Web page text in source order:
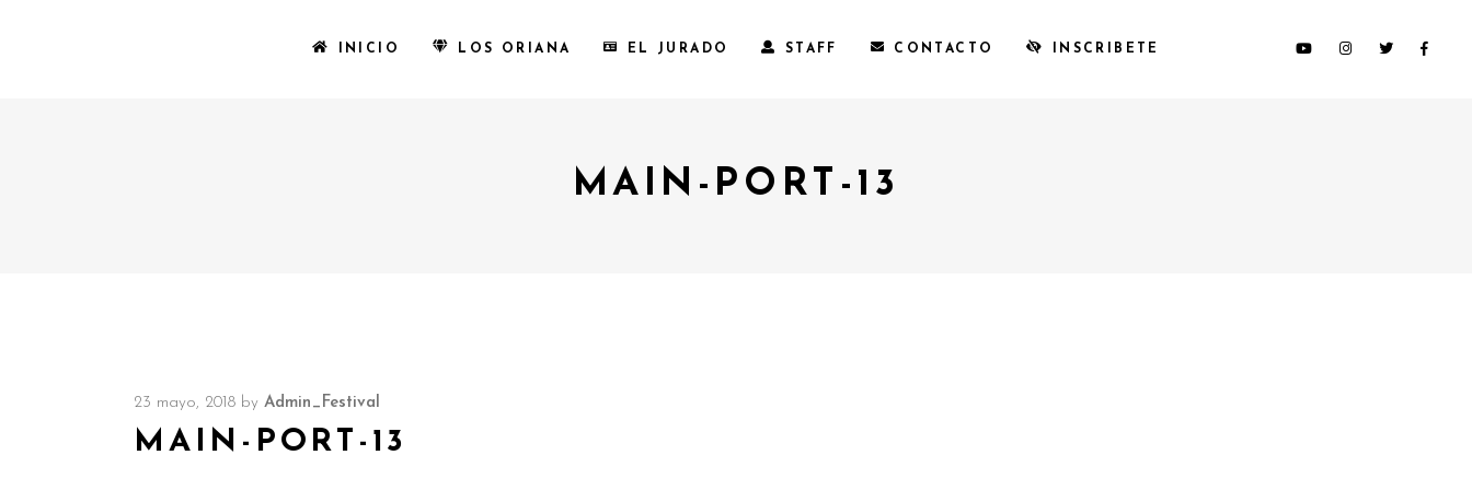
INICIO LOS ORIANA EL JURADO STAFF CONTACTO INSCRIBETE
MAIN-PORT-13
23 mayo, 2018 by Admin_Festival
MAIN-PORT-13